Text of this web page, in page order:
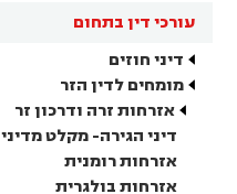
עורכי דין בתחום
דיני חוזים
מומחים לדין הזר
אזרחות זרה ודרכון זר
דיני הגירה- מקלט מדיני
אזרחות רומנית
אזרחות בולגרית